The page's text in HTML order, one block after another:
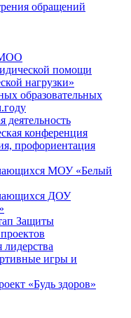
обращений
МОО
помощи
нагрузки»
образовательных
деятельность
конференция
профориентация
МОУ «Белый
ДОУ
Защиты
лидерства
игры и
«Будь здоров»